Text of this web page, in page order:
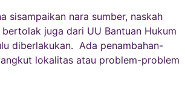
sisampaikan nara sumber, naskah
juga dari UU Bantuan Hukum
diberlakukan. Ada penambahan-
lokalitas atau problem-problem